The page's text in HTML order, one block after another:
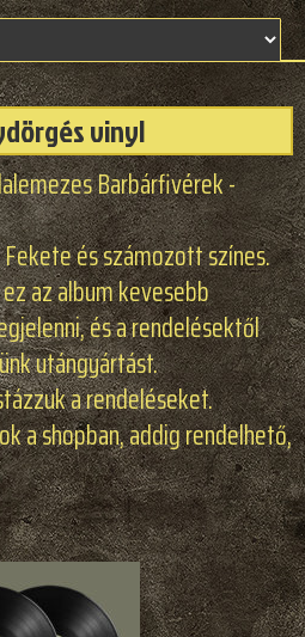
vinyl
Barbárfivérek -
és számozott színes.
az album kevesebb
és a rendelésektől
utángyártást.
a rendeléseket.
a shopban, addig rendelhető,